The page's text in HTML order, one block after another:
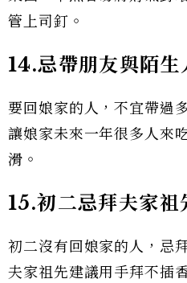
管上司釘。
14.忌帶朋友與陌生
要回娘家的人，不宜帶過
讓娘家未來一年很多人來
滑。
15.初二忌拜夫家祖
初二沒有回娘家的人，忌
夫家祖先建議用手拜不插